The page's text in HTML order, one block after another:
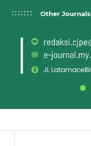
Other Journals